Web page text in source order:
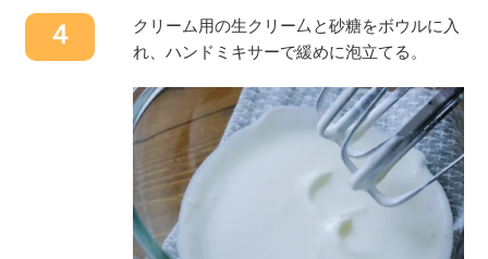
４
クリーム用の生クリー厶と砂糖をボウルに入
れ、ハンドミキサーで緩めに泡立てる。